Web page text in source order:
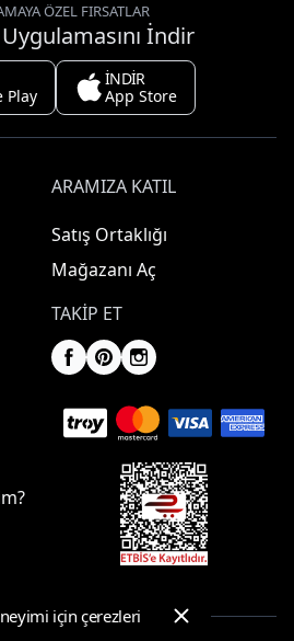
ÖZEL FIRSATLAR
İndir
Play
İNDİR
App Store
ARAMIZA KATIL
Satış Ortaklığı
Mağazanı Aç
TAKIP ET
için çerezleri